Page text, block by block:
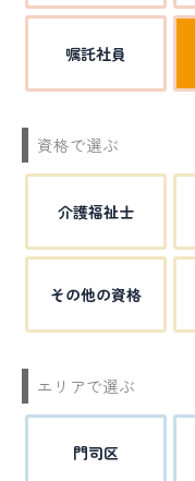
嘱託社員
資格で選ぶ
介護福祉士
その他の資格
エリアで選ぶ
門司区